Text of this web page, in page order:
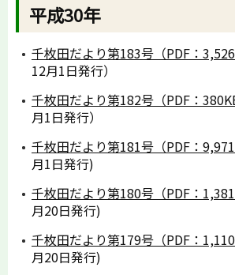
平成30年
千枚田だより第183号（PDF：
12月1日発行）
千枚田だより第182号（PDF：
月1日発行）
千枚田だより第181号（PDF：
月1日発行)
千枚田だより第180号（PDF：
月20日発行)
千枚田だより第179号（PDF：
月20日発行)